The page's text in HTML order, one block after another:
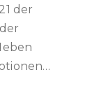
der